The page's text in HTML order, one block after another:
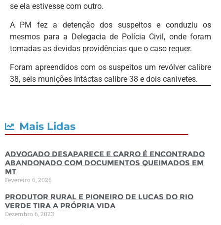
se ela estivesse com outro.
A PM fez a detenção dos suspeitos e conduziu os
mesmos para a Delegacia de Polícia Civil, onde foram
tomadas as devidas providências que o caso requer.
Foram apreendidos com os suspeitos um revólver calibre
38, seis munições intáctas calibre 38 e dois canivetes.
Mais Lidas
Advogado desaparece e carro é encontrado
abandonado com documentos queimados em
MT
Fevereiro 6, 2026
Produtor rural e pioneiro de Lucas do Rio
Verde tira a própria vida
Dezembro 6, 2023